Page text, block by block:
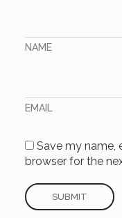
NAME
EMAIL
Save my name,
browser for the